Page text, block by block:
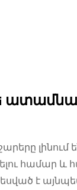
լինում
համար և
է